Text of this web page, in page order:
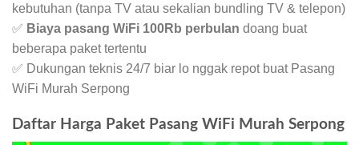
kebutuhan (tanpa TV atau sekalian bundling TV & telepon)
✅ Biaya pasang WiFi 100Rb perbulan doang buat
beberapa paket tertentu
✅ Dukungan teknis 24/7 biar lo nggak repot buat Pasang
WiFi Murah Serpong
Daftar Harga Paket Pasang WiFi Murah Serpong